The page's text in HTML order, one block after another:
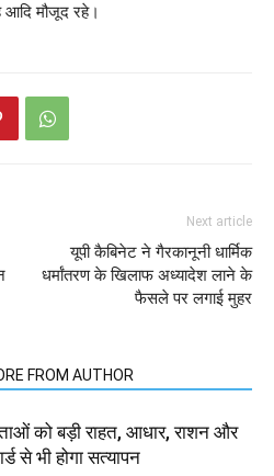
आदि मौजूद रहे।
Next article
यूपी कैबिनेट ने गैरकानूनी धार्मिक
धर्मांतरण के खिलाफ अध्यादेश लाने के
फैसले पर लगाई मुहर
FROM AUTHOR
को बड़ी राहत, आधार, राशन और
से भी होगा सत्यापन